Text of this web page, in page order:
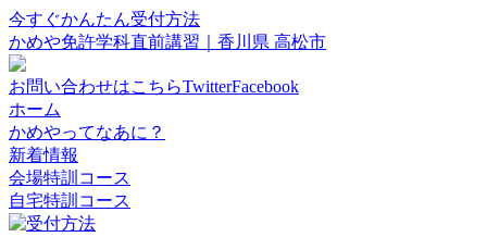
今すぐかんたん受付方法
かめや免許学科直前講習｜香川県 高松市
お問い合わせはこちらTwitterFacebook
ホーム
かめやってなあに？
新着情報
会場特訓コース
自宅特訓コース